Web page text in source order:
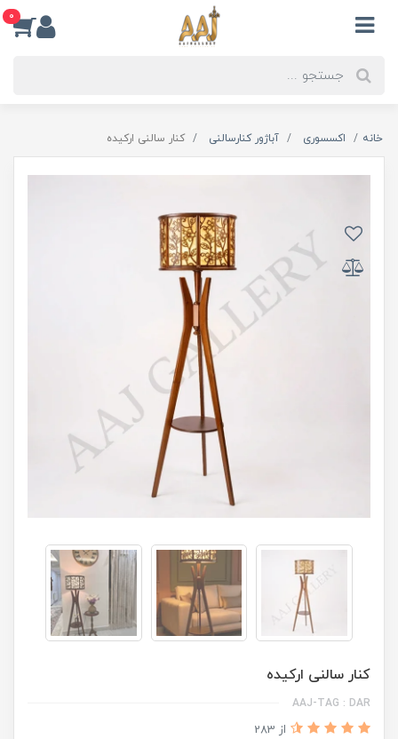
0
خانه اکسسوری آباژور کنارسالنی کنار سالنی ارکیده
کنار سالنی ارکیده
AAJ-TAG : DAR
از 283